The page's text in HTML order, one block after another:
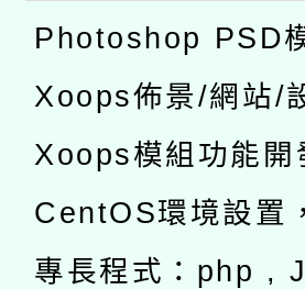
Photoshop PSD
Xoops佈景/網站/
Xoops模組功能開
CentOS環境設置
專長程式：php ,